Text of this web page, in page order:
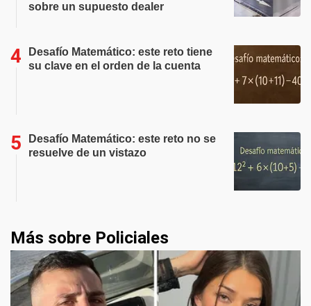
sobre un supuesto dealer
Desafío Matemático: este reto tiene
su clave en el orden de la cuenta
Desafío Matemático: este reto no se
resuelve de un vistazo
Más sobre Policiales